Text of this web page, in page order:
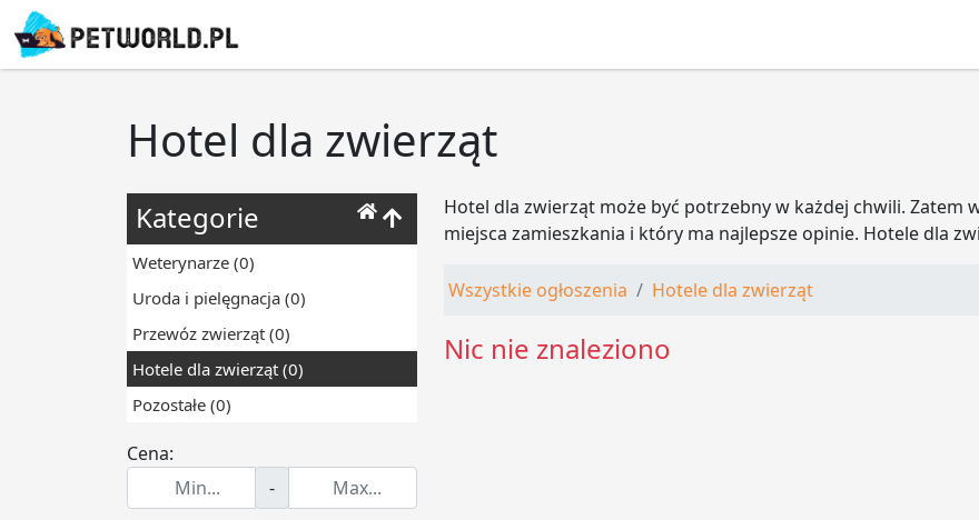
Hotel dla zwierząt
Kategorie
Weterynarze (0)
Uroda i pielęgnacja (0)
Przewóz zwierząt (0)
Hotele dla zwierząt (0)
Pozostałe (0)
Cena:
-
Hotel dla zwierząt może być potrzebny w każdej chwili. Zatem
miejsca zamieszkania i który ma najlepsze opinie. Hotele dla
Wszystkie ogłoszenia Hotele dla zwierząt
Nic nie znaleziono